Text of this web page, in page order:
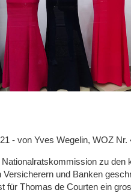
- von Yves Wegelin, WOZ Nr.
zu den
Versicherern und Banken
für Thomas de Courten ein